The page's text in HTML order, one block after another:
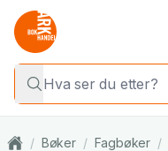
/ Bøker / Fagbøker /